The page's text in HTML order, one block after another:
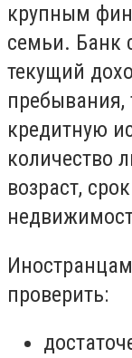
крупным
семьи. Банк
текущий
пребывания,
кредитную
количество
возраст,
проверить: